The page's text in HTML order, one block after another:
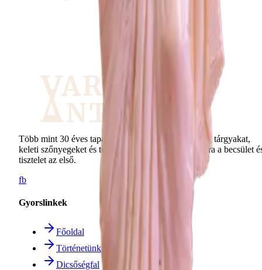
Több mint 30 éves tapasztalattal vásárolunk fel antik tárgyakat,
keleti szőnyegeket és teljes hagyatékokat. Számunkra a becsület
tisztelet az első.
fb
Gyorslinkek
Főoldal
Történetünk
Dicsőségfal